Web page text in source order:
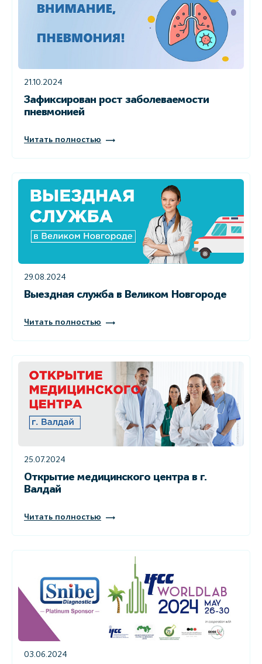
21.10.2024
Зафиксирован рост заболеваемости
пневмонией
Читать полностью
29.08.2024
Выездная служба в Великом Новгороде
Читать полностью
25.07.2024
Открытие медицинского центра в г.
Валдай
Читать полностью
03.06.2024